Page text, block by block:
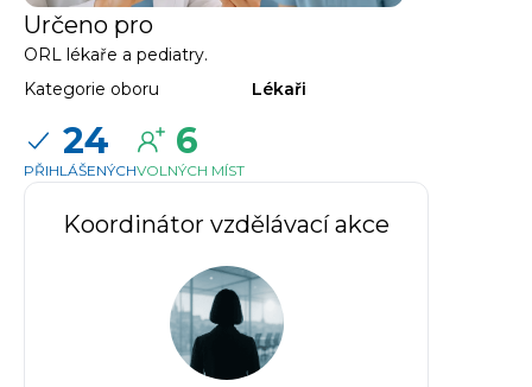
Určeno pro
ORL lékaře a pediatry.
Kategorie oboru
Lékaři
24
PŘIHLÁŠENÝCH
6
VOLNÝCH MÍST
Koordinátor vzdělávací akce